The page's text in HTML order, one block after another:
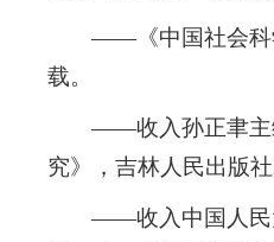
——《中国社会科
载。
——收入孙正聿主
究》，吉林人民出版社
——收入中国人民